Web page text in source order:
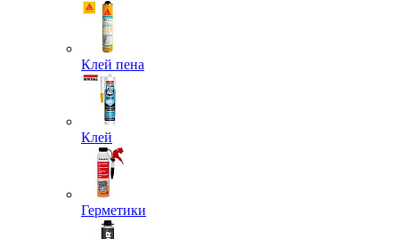
Клей пена
Клей
Герметики